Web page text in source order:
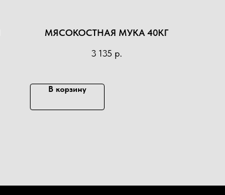
МЯСОКОСТНАЯ МУКА 40КГ
3 135 р.
В корзину